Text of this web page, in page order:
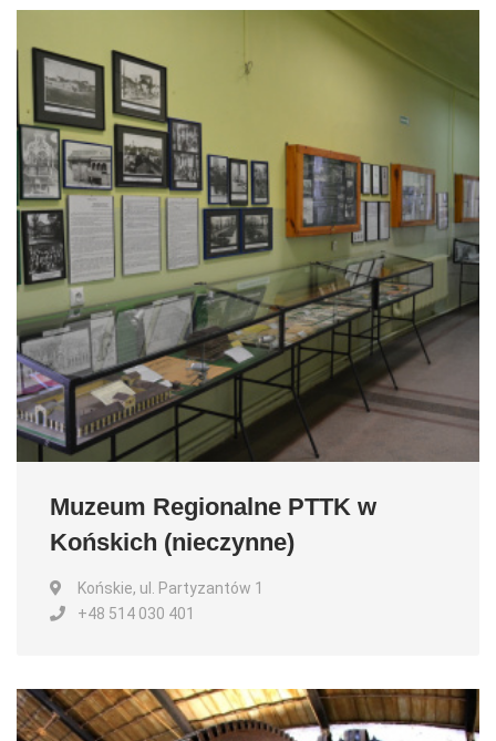
Muzeum Regionalne PTTK w
Końskich (nieczynne)
Końskie, ul. Partyzantów 1
+48 514 030 401